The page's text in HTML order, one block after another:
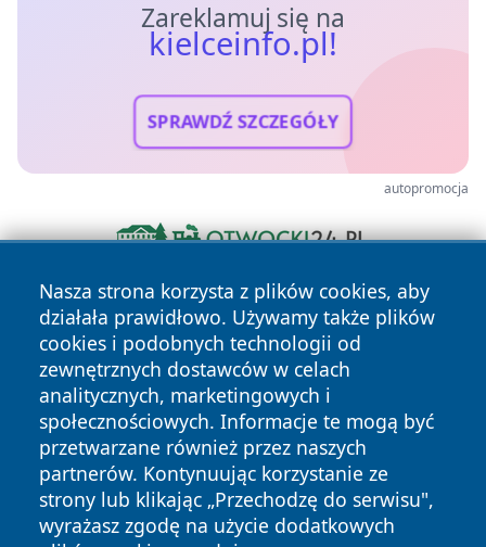
Zareklamuj się na
kielceinfo.pl!
SPRAWDŹ SZCZEGÓŁY
autopromocja
Nasza strona korzysta z plików cookies, aby
działała prawidłowo. Używamy także plików
cookies i podobnych technologii od
zewnętrznych dostawców w celach
analitycznych, marketingowych i
społecznościowych. Informacje te mogą być
przetwarzane również przez naszych
partnerów. Kontynuując korzystanie ze
strony lub klikając „Przechodzę do serwisu",
wyrażasz zgodę na użycie dodatkowych
Copyright © 2026 kielceinfo.pl Wszystkie prawa zastrzeżone.
News Autorzy
Polityka
Prywatności
Polityka
Cookies